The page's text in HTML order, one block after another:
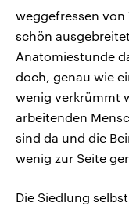
weggefressen von
schön
Anatomiestunde
doch, genau wie
wenig verkrümmt
arbeitenden
sind da und die
wenig zur Seite
Die Siedlung